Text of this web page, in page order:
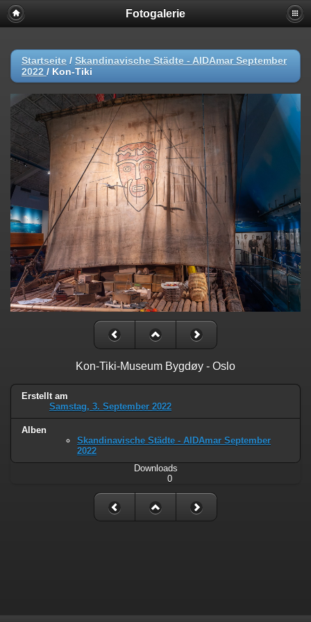
Fotogalerie
Startseite / Skandinavische Städte - AIDAmar September
2022 / Kon-Tiki
Kon-Tiki-Museum Bygdøy - Oslo
Erstellt am
Samstag, 3. September 2022
Alben
Skandinavische Städte - AIDAmar September
2022
Downloads
0